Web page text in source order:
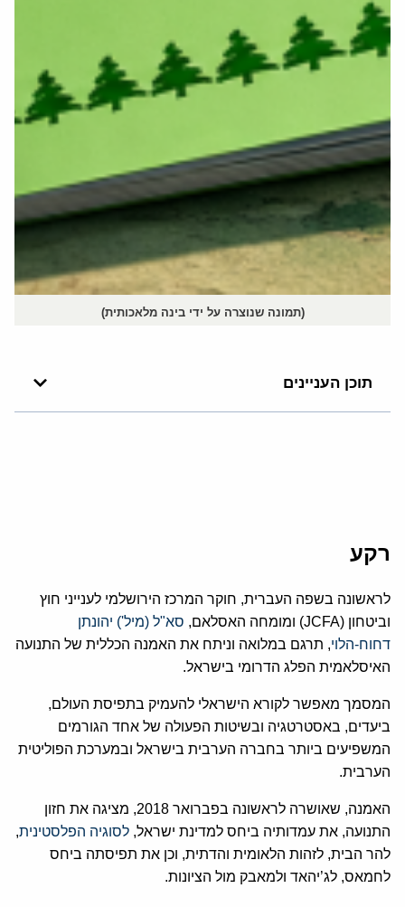
(תמונה שנוצרה על ידי בינה מלאכותית)
תוכן העניינים
רקע
לראשונה בשפה העברית, חוקר המרכז הירושלמי לענייני חוץ
וביטחון (JCFA) ומומחה האסלאם,
סא"ל (מיל') יהונתן
דחוח-הלוי, תרגם במלואה וניתח את האמנה הכללית של התנועה
האיסלאמית הפלג הדרומי בישראל.
המסמך מאפשר לקורא הישראלי להעמיק בתפיסת העולם,
ביעדים, באסטרטגיה ובשיטות הפעולה של אחד הגורמים
המשפיעים ביותר בחברה הערבית בישראל ובמערכת הפוליטית
הערבית.
האמנה, שאושרה לראשונה בפברואר 2018, מציגה את חזון
התנועה, את עמדותיה ביחס למדינת ישראל, לסוגיה הפלסטינית,
להר הבית, לזהות הלאומית והדתית, וכן את תפיסתה ביחס
לחמאס, לג’יהאד ולמאבק מול הציונות.